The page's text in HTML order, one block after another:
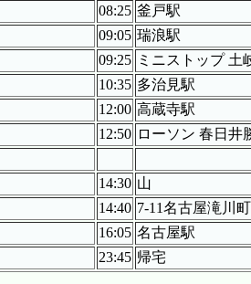
08:25 釜戸駅
09:05 瑞浪駅
09:25 ミニストップ 土
10:35 多治見駅
12:00 高蔵寺駅
12:50 ローソン 春日井
14:30 山
14:40 7-11名古屋滝川
16:05 名古屋駅
23:45 帰宅